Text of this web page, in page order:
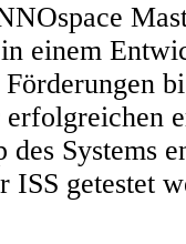
einem
des Systems
ISS getestet